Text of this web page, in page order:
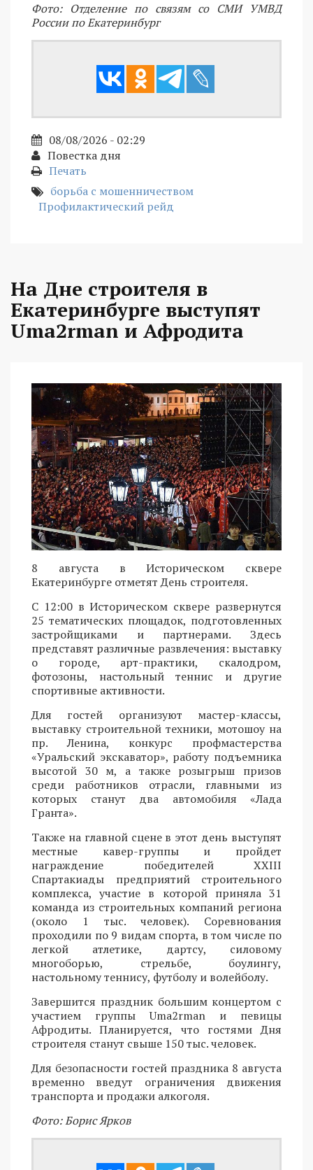
Фото: Отделение по связям со СМИ УМВД
России по Екатеринбург
08/08/2026 - 02:29
Повестка дня
Печать
борьба с мошенничеством
Профилактический рейд
На Дне строителя в
Екатеринбурге выступят
Uma2rman и Афродита
8 августа в Историческом сквере
Екатеринбурге отметят День строителя.
С 12:00 в Историческом сквере развернутся
25 тематических площадок, подготовленных
застройщиками и партнерами. Здесь
представят различные развлечения: выставку
о городе, арт-практики, скалодром,
фотозоны, настольный теннис и другие
спортивные активности.
Для гостей организуют мастер-классы,
выставку строительной техники, мотошоу на
пр. Ленина, конкурс профмастерства
«Уральский экскаватор», работу подъемника
высотой 30 м, а также розыгрыш призов
среди работников отрасли, главными из
которых станут два автомобиля «Лада
Гранта».
Также на главной сцене в этот день выступят
местные кавер-группы и пройдет
награждение победителей XXIII
Спартакиады предприятий строительного
комплекса, участие в которой приняла 31
команда из строительных компаний региона
(около 1 тыс. человек). Соревнования
проходили по 9 видам спорта, в том числе по
легкой атлетике, дартсу, силовому
многоборью, стрельбе, боулингу,
настольному теннису, футболу и волейболу.
Завершится праздник большим концертом с
участием группы Uma2rman и певицы
Афродиты. Планируется, что гостями Дня
строителя станут свыше 150 тыс. человек.
Для безопасности гостей праздника 8 августа
временно введут ограничения движения
транспорта и продажи алкоголя.
Фото: Борис Ярков